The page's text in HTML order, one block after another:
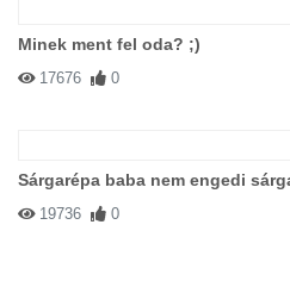
Minek ment fel oda? ;)
17676 0
Sárgarépa baba nem engedi
19736 0